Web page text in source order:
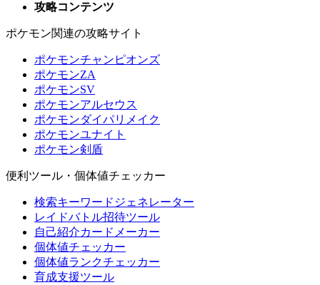
攻略コンテンツ
ポケモン関連の攻略サイト
ポケモンチャンピオンズ
ポケモンZA
ポケモンSV
ポケモンアルセウス
ポケモンダイパリメイク
ポケモンユナイト
ポケモン剣盾
便利ツール・個体値チェッカー
検索キーワードジェネレーター
レイドバトル招待ツール
自己紹介カードメーカー
個体値チェッカー
個体値ランクチェッカー
育成支援ツール